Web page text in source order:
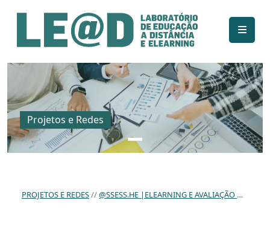
Ir para o conteúdo principal
Informações de acessibilidade
Mapa do site
Projetos e Redes
PROJETOS E REDES @SSESS.HE |ELEARNING E AVALIAÇÃO NO ENSINO SUPERIOR.